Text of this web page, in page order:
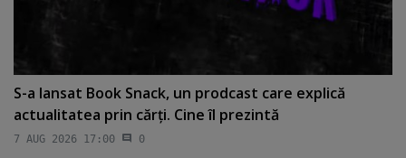
S-a lansat Book Snack, un prodcast care explică
actualitatea prin cărţi. Cine îl prezintă
7 AUG 2026 17:00 0